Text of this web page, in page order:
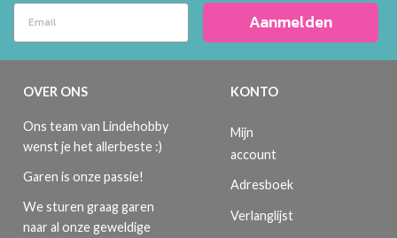
Aanmelden
OVER ONS
Ons team van Lindehobby
wenst je het allerbeste :)
Garen is onze passie!
We sturen graag garen
naar al onze geweldige
KONTO
Mijn
account
Adresboek
Verlanglijst